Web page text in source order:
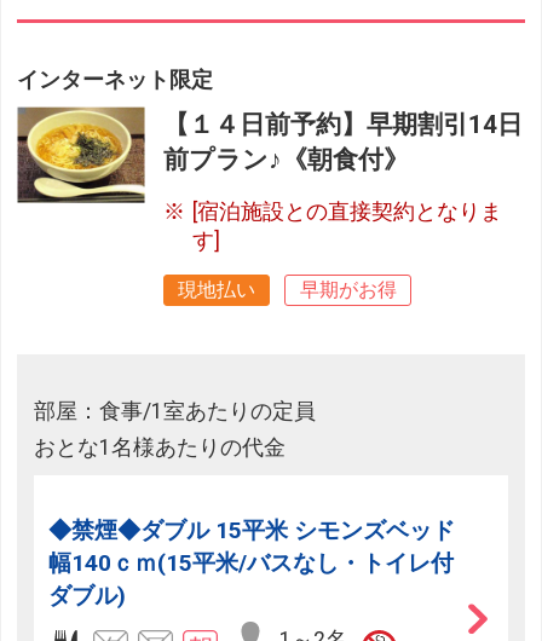
インターネット限定
【１４日前予約】早期割引14日
前プラン♪《朝食付》
[宿泊施設との直接契約となりま
す]
現地払い 早期がお得
部屋：食事/1室あたりの定員
おとな1名様あたりの代金
◆禁煙◆ダブル 15平米 シモンズベッド
幅140ｃｍ(15平米/バスなし・トイレ付
ダブル)